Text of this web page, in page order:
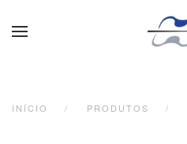
INÍCIO PRODUTOS